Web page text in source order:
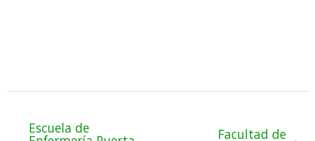
Escuela de Facultad de